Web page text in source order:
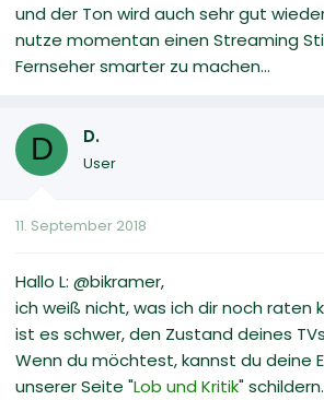
und der Ton wird auch sehr gut
nutze momentan einen Streaming
Fernseher smarter zu machen...
D D.
User
11. September 2018
Hallo L: @bikramer,
ich weiß nicht, was ich dir noch raten
ist es schwer, den Zustand deines
Wenn du möchtest, kannst du deine
unserer Seite "Lob und Kritik"